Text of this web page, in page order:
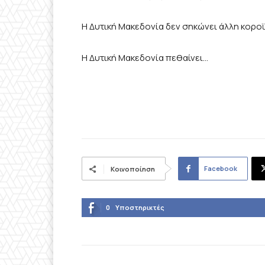
Η Δυτική Μακεδονία δεν σηκώνει άλλη
Η Δυτική Μακεδονία πεθαίνει…
Κοινοποίηση Facebook
0 Υποστηρικτές